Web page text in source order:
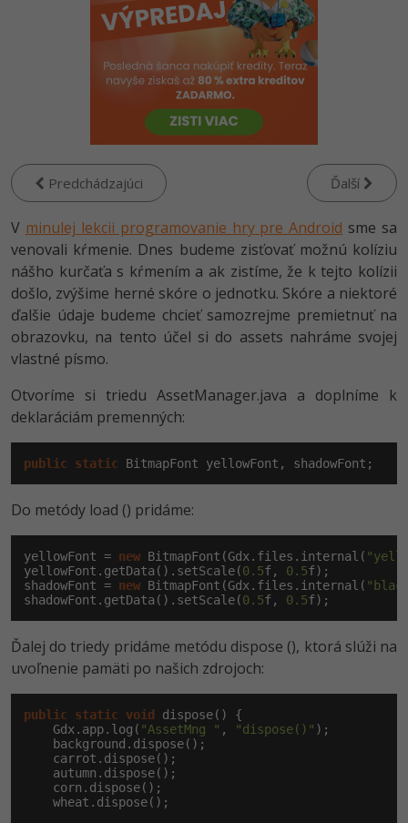
Python -80%
JavaScript -80%
C++
Swift -80%
Kotlin -80%
Céčko -80%
VB.NET
UML -80%
Algoritmy -41%
Umelá inteligencia
Pre deti
Viac
Testovanie softvéru
Marketing -30%
WordPress
Kurzy dizajnu
HTML/CSS -80%
Photoshop -80%
Príbehy absolventov
Predchádzajúci Ďalší
V minulej lekcii programovanie hry pre Android sme sa
venovali kŕmenie. Dnes budeme zisťovať možnú kolíziu
nášho kurčaťa s kŕmením a ak zistíme, že k tejto kolízii
došlo, zvýšime herné skóre o jednotku. Skóre a niektoré
ďalšie údaje budeme chcieť samozrejme premietnuť na
obrazovku, na tento účel si do assets nahráme svojej
vlastné písmo.
Otvoríme si triedu AssetManager.java a doplníme k
deklaráciám premenných:
public static BitmapFont yellowFont, shadowFont;
Do metódy load () pridáme:
yellowFont = new BitmapFont(Gdx.files.internal(
yellowFont.getData().setScale(0.5f, 0.5f);
shadowFont = new BitmapFont(Gdx.files.internal(
shadowFont.getData().setScale(0.5f, 0.5f);
Ďalej do triedy pridáme metódu dispose (), ktorá slúži na
uvoľnenie pamäti po našich zdrojoch:
public static void
dispose() {
    Gdx.app.log(
"AssetMng " , "dispose()" );
    background.dispose();
    carrot.dispose();
    autumn.dispose();
    corn.dispose();
    wheat.dispose();